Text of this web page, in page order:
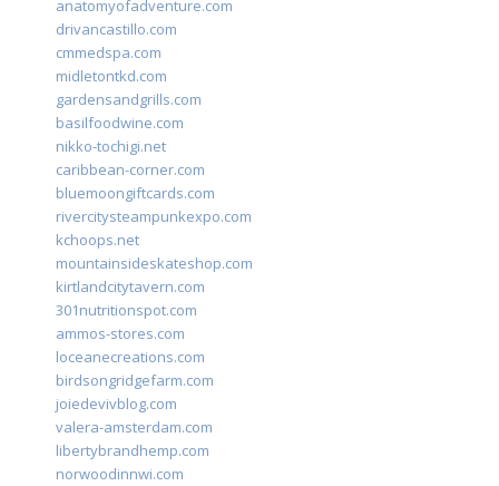
anatomyofadventure.com
drivancastillo.com
cmmedspa.com
midletontkd.com
gardensandgrills.com
basilfoodwine.com
nikko-tochigi.net
caribbean-corner.com
bluemoongiftcards.com
rivercitysteampunkexpo.com
kchoops.net
mountainsideskateshop.com
kirtlandcitytavern.com
301nutritionspot.com
ammos-stores.com
loceanecreations.com
birdsongridgefarm.com
joiedevivblog.com
valera-amsterdam.com
libertybrandhemp.com
norwoodinnwi.com